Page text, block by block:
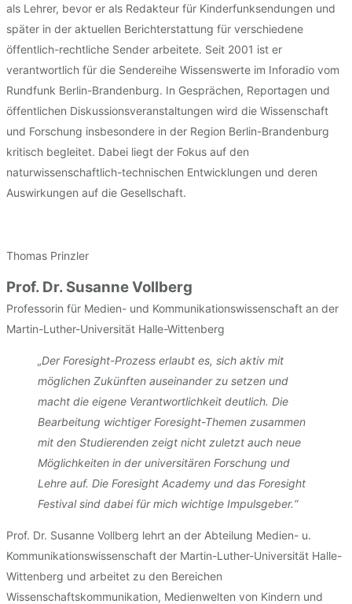
als Lehrer, bevor er als Redakteur für Kinderfunksendungen und
später in der aktuellen Berichterstattung für verschiedene
öffentlich-rechtliche Sender arbeitete. Seit 2001 ist er
verantwortlich für die Sendereihe Wissenswerte im Inforadio vom
Rundfunk Berlin-Brandenburg. In Gesprächen, Reportagen und
öffentlichen Diskussionsveranstaltungen wird die Wissenschaft
und Forschung insbesondere in der Region Berlin-Brandenburg
kritisch begleitet. Dabei liegt der Fokus auf den
naturwissenschaftlich-technischen Entwicklungen und deren
Auswirkungen auf die Gesellschaft.
Thomas Prinzler
Prof. Dr. Susanne Vollberg
Professorin für Medien- und Kommunikationswissenschaft an der
Martin-Luther-Universität Halle-Wittenberg
„Der Foresight-Prozess erlaubt es, sich aktiv mit
möglichen Zukünften auseinander zu setzen und
macht die eigene Verantwortlichkeit deutlich. Die
Bearbeitung wichtiger Foresight-Themen zusammen
mit den Studierenden zeigt nicht zuletzt auch neue
Möglichkeiten in der universitären Forschung und
Lehre auf. Die Foresight Academy und das Foresight
Festival sind dabei für mich wichtige Impulsgeber.“
Prof. Dr. Susanne Vollberg lehrt an der Abteilung Medien- u.
Kommunikationswissenschaft der Martin-Luther-Universität Halle-
Wittenberg und arbeitet zu den Bereichen
Wissenschaftskommunikation, Medienwelten von Kindern und